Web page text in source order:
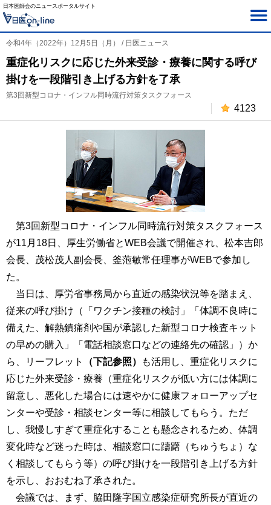
日本医師会のニュースポータルサイト
令和4年（2022年）12月5日（月） / 日医ニュース
重症化リスクに応じた外来受診・療養に関する呼び
掛けを一段階引き上げる方針を了承
第3回新型コロナ・インフル同時流行対策タスクフォース
4123
第3回新型コロナ・インフル同時流行対策タスクフォース
が11月18日、厚生労働省とWEB会議で開催され、松本吉郎
会長、茂松茂人副会長、釜萢敏常任理事がWEBで参加し
た。
当日は、厚労省事務局から直近の感染状況等を踏まえ、
従来の呼び掛け（「ワクチン接種の検討」「体調不良時に
備えた、解熱鎮痛剤や国が承認した新型コロナ検査キット
の早めの購入」「電話相談窓口などの連絡先の確認」）か
ら、リーフレット
（下記参照）
も活用し、重症化リスクに
応じた外来受診・療養（重症化リスクが低い方には体調に
留意し、悪化した場合には速やかに健康フォローアップセ
ンターや受診・相談センター等に相談してもらう。ただ
し、我慢しすぎて重症化することも懸念されるため、体調
変化時など迷った時は、相談窓口に躊躇（ちゅうちょ）な
く相談してもらう等）の呼び掛けを一段階引き上げる方針
を示し、おおむね了承された。
会議では、まず、脇田隆字国立感染症研究所長が直近の